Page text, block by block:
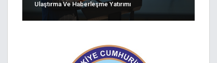
Ulaştırma Ve Haberleşme Yatırımı